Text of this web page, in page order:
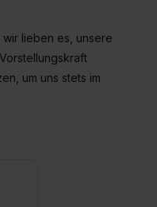
an Social Media
später noch im
erteilen. Willst du nur
triff deine
klick auf „Auswahl
und „Social
lieben es, unsere
um uns stets im